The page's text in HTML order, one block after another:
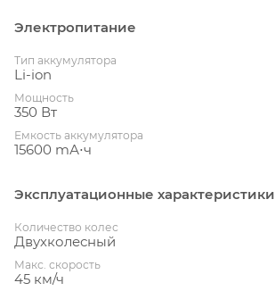
Электропитание
Тип аккумулятора
Li-ion
Мощность
350 Вт
Емкость аккумулятора
15600 mА⋅ч
Эксплуатационные характеристики
Количество колес
Двухколесный
Макс. скорость
45 км/ч